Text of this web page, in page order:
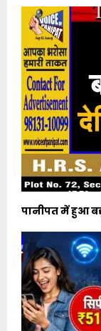
पानीपत में हुआ